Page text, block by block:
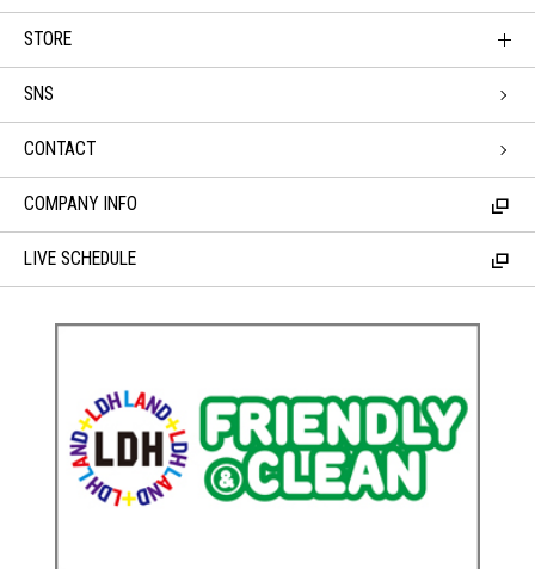
STORE
SNS
CONTACT
COMPANY INFO
LIVE SCHEDULE